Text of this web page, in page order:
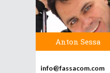
Anton Sessa
info@fassacom.com